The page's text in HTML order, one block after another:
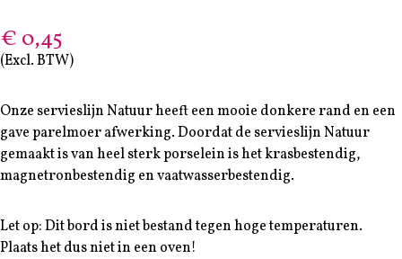
€ 0,45
(Excl. BTW)
Onze servieslijn Natuur heeft een mooie donkere rand en een
gave parelmoer afwerking. Doordat de servieslijn Natuur
gemaakt is van heel sterk porselein is het krasbestendig,
magnetronbestendig en vaatwasserbestendig.
Let op: Dit bord is niet bestand tegen hoge temperaturen.
Plaats het dus niet in een oven!